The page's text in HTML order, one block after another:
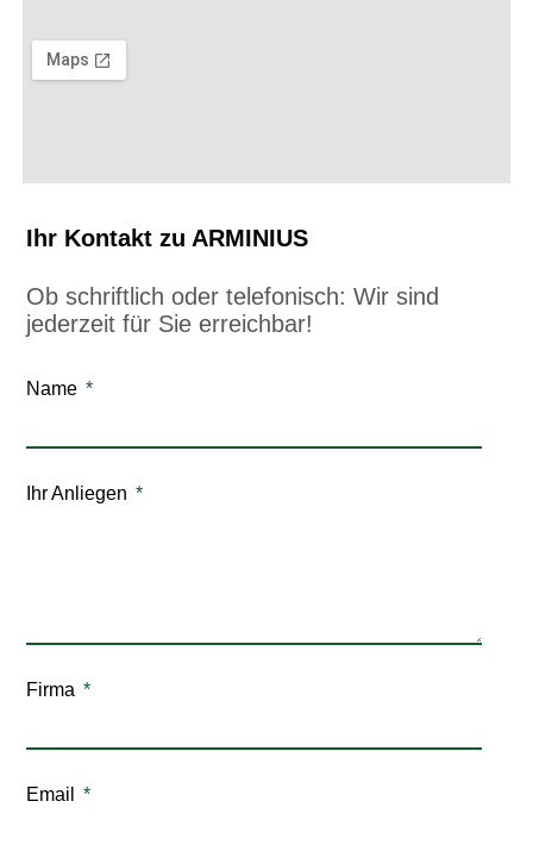
Ihr Kontakt zu ARMINIUS
Ob schriftlich oder telefonisch: Wir sind
jederzeit für Sie erreichbar!
Name
Ihr Anliegen
Firma
Email